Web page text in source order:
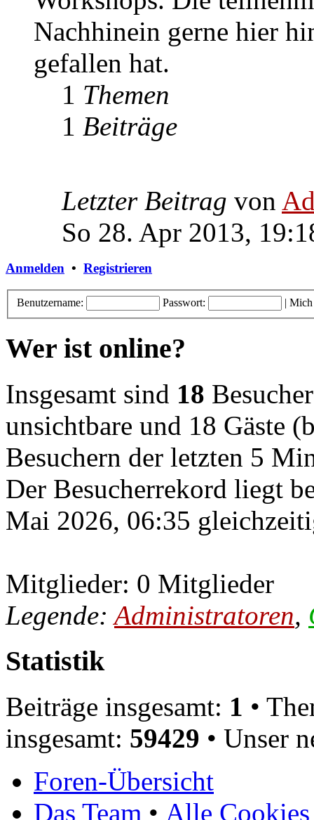
Nachhinein gerne hier
gefallen hat.
1 Themen
1 Beiträge
Letzter Beitrag von
So 28. Apr 2013,
Anmelden • Registrieren
Benutzername: Passwort: | Mich
Wer ist online?
Insgesamt sind 18
unsichtbare und 18 Gäste
Besuchern der letzten 5
Der Besucherrekord liegt
Mai 2026, 06:35
Mitglieder: 0 Mitglieder
Legende:Administratoren,
Statistik
Beiträge insgesamt: 1 •
insgesamt: 59429 • Unser
Foren-Übersicht
Das Team • Alle Cookies